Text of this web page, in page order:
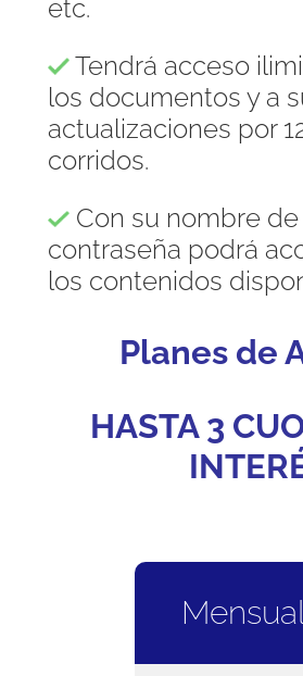
etc.
Tendrá acceso
los documentos y a
actualizaciones por
corridos.
Con su nombre de
contraseña podrá
los contenidos
Planes de
HASTA 3